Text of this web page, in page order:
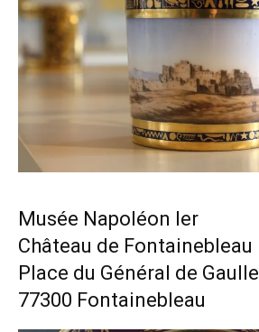
Musée Napoléon Ier
Château de Fontainebleau
Place du Général de Gaulle
77300 Fontainebleau